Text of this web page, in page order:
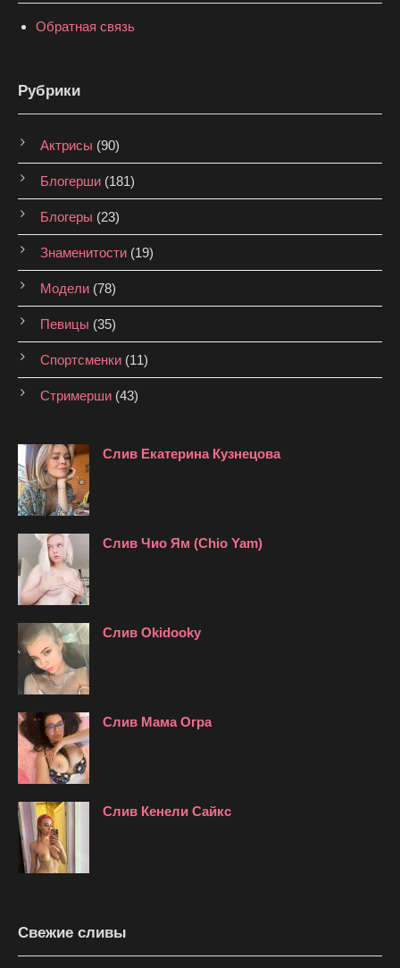
Обратная связь
Рубрики
Актрисы (90)
Блогерши (181)
Блогеры (23)
Знаменитости (19)
Модели (78)
Певицы (35)
Спортсменки (11)
Стримерши (43)
Слив Екатерина Кузнецова
Слив Чио Ям (Chio Yam)
Слив Okidooky
Слив Мама Огра
Слив Кенели Сайкс
Свежие сливы